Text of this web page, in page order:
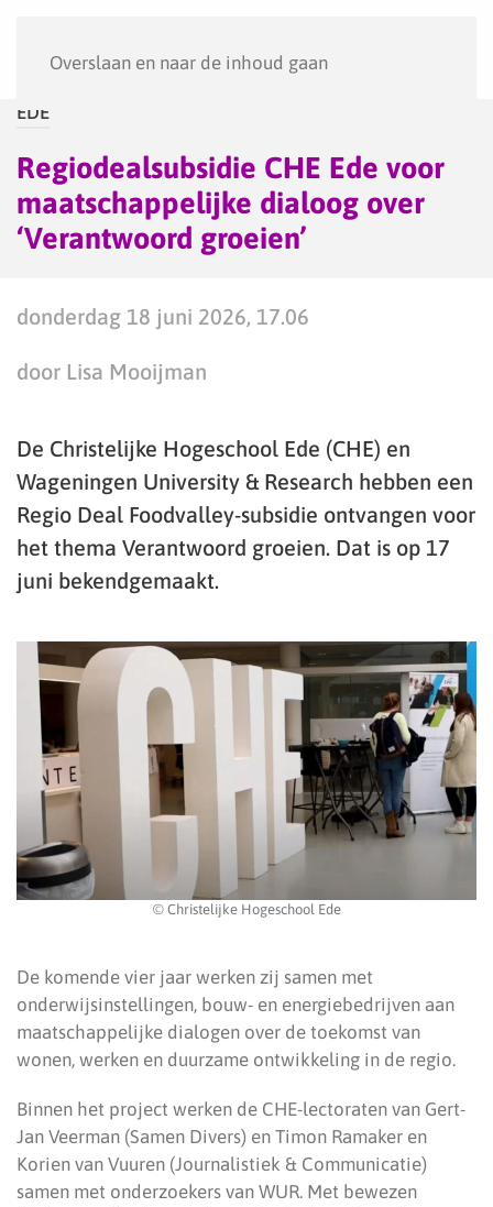
Overslaan en naar de inhoud gaan
EDE
Regiodealsubsidie CHE Ede voor
maatschappelijke dialoog over
‘Verantwoord groeien’
donderdag 18 juni 2026, 17.06
door Lisa Mooijman
De Christelijke Hogeschool Ede (CHE) en
Wageningen University & Research hebben een
Regio Deal Foodvalley-subsidie ontvangen voor
het thema Verantwoord groeien. Dat is op 17
juni bekendgemaakt.
© Christelijke Hogeschool Ede
De komende vier jaar werken zij samen met
onderwijsinstellingen, bouw- en energiebedrijven aan
maatschappelijke dialogen over de toekomst van
wonen, werken en duurzame ontwikkeling in de regio.
Binnen het project werken de CHE-lectoraten van Gert-
Jan Veerman (Samen Divers) en Timon Ramaker en
Korien van Vuuren (Journalistiek & Communicatie)
samen met onderzoekers van WUR. Met bewezen